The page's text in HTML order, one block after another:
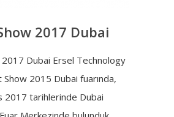
2017 Dubai
Dubai Ersel Technology
2015 Dubai fuarında,
2017 tarihlerinde Dubai